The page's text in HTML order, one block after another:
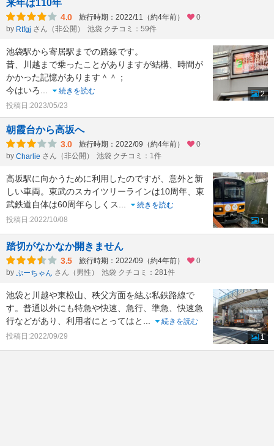
来年は110年
4.0 旅行時期：2022/11（約4年前）
0
by Rtfgj さん（非公開） 池袋 クチコミ：59件
池袋駅から寄居駅までの路線です。
昔、川越まで乗ったことがありますが結構、時間が
かかった記憶があります＾＾；
今はいろ
続きを読む
投稿日:2023/05/23
2
朝霞台から高坂へ
3.0 旅行時期：2022/09（約4年前）
0
by Charlie さん（非公開） 池袋 クチコミ：1件
高坂駅に向かうために利用したのですが、意外と新
しい車両。東武のスカイツリーラインは10周年、東
武鉄道自体は60周年らしくス
続きを読む
投稿日:2022/10/08
1
踏切がなかなか開きません
3.5 旅行時期：2022/09（約4年前）
0
by ぷーちゃん さん（男性） 池袋 クチコミ：281件
池袋と川越や東松山、秩父方面を結ぶ私鉄路線で
す。普通以外にも特急や快速、急行、準急、快速急
行などがあり、利用者にとってはと
続きを読む
投稿日:2022/09/29
1